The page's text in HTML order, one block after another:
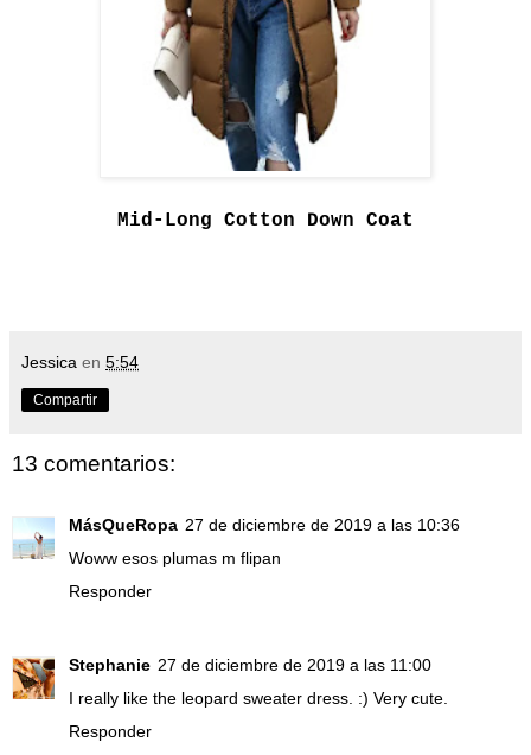
Mid-Long Cotton Down Coat
Jessica en 5:54
Compartir
13 comentarios:
MásQueRopa 27 de diciembre de 2019 a las 10:36
Woww esos plumas m flipan
Responder
Stephanie 27 de diciembre de 2019 a las 11:00
I really like the leopard sweater dress. :) Very cute.
Responder